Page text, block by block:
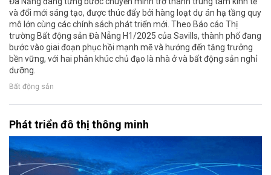
và đổi mới sáng tạo, được thúc đẩy bởi hàng loạt dự án hạ tầng quy
mô lớn cùng các chính sách phát triển mới. Theo Báo cáo Thị
trường Bất động sản Đà Nẵng H1/2025 của Savills, thành phố đang
bước vào giai đoạn phục hồi mạnh mẽ và hướng đến tăng trưởng
bền vững, với hai phân khúc chủ đạo là nhà ở và bất động sản nghỉ
dưỡng.
Bất động sản
Phát triển đô thị thông minh